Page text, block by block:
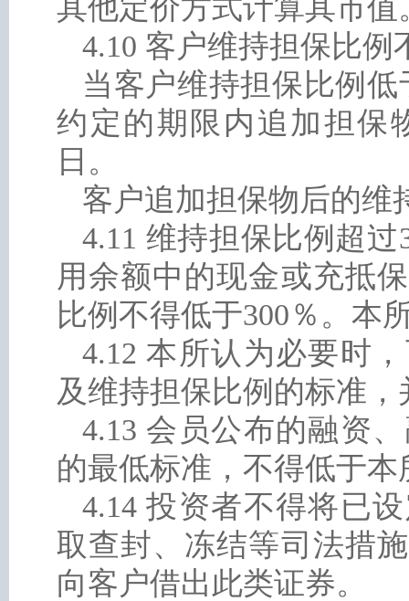
其他定价方式计算其市值
4.10 客户维持担保比例
当客户维持担保比例
约定的期限内追加担保
日。
客户追加担保物后的维
4.11 维持担保比例超
用余额中的现金或充抵
比例不得低于300％。本
4.12 本所认为必要时
及维持担保比例的标准
4.13 会员公布的融资
的最低标准，不得低于
4.14 投资者不得将已
取查封、冻结等司法措
向客户借出此类证券。